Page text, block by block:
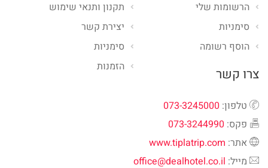
תקנון ותנאי שימוש
יצירת קשר
סימניות
הזמנות
הרשומות שלי
סימניות
הוסף רשומה
צרו קשר
טלפון: 073-3245000
פקס: 073-3244990
אתר: www.tiplatrip.com
מייל: office@dealhotel.co.il